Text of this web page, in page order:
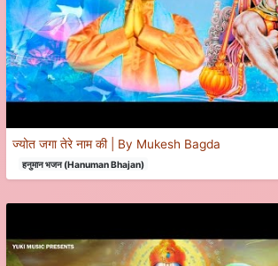
ज्योत जगा तेरे नाम की | By Mukesh Bagda
हनुमान भजन (Hanuman Bhajan)